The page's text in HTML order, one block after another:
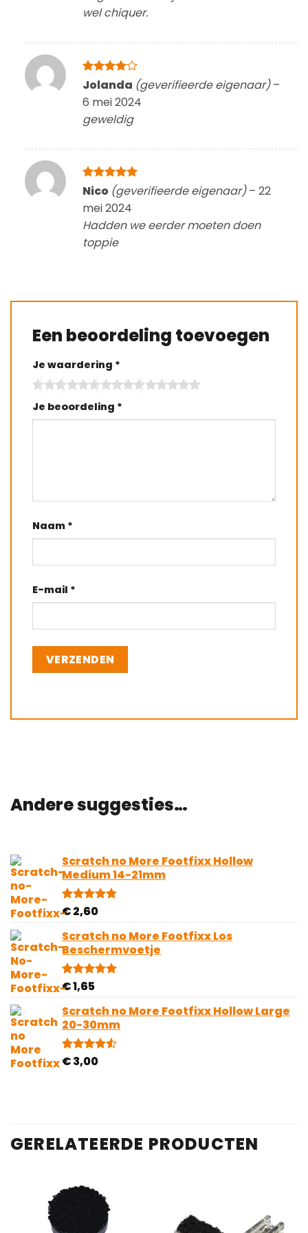
wel chiquer.
Gewaardeerd
Jolanda (geverifieerde eigenaar) –
6 mei 2024
geweldig
Gewaardeerd
uit 5
Nico (geverifieerde eigenaar) – 22
mei 2024
Hadden we eerder moeten doen
toppie
Een beoordeling toevoegen
Je waardering *
Je beoordeling *
Naam *
E-mail *
Andere suggesties…
Scratch no More Footfixx Hollow
Medium 14-21mm
Gewaardeerd
gebaseerd
op
4
klantbeoordelingen
€2,60
Scratch no More Footfixx Los
Beschermvoetje
Gewaardeerd
gebaseerd
op
2
klantbeoordelingen
€1,65
Scratch no More Footfixx Hollow Large
20-30mm
Gewaardeerd
2
€3,00
GERELATEERDE PRODUCTEN